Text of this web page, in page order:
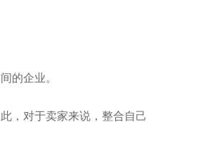
的企业。
，对于卖家来说，整合自己